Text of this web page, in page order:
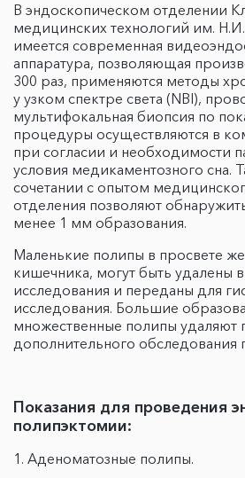
В эндоскопическом отделении
медицинских технологий им.
имеется современная
аппаратура, позволяющая
300 раз, применяются методы
у узком спектре света (NBI),
мультифокальная биопсия по
процедуры осуществляются в
при согласии и необходимости
условия медикаментозного сна.
сочетании с опытом
отделения позволяют
менее 1 мм образования.
Маленькие полипы в просвете
кишечника, могут быть удалены
исследования и переданы для
исследования. Большие
множественные полипы удаляют
дополнительного обследования
Показания для проведения
полипэктомии:
Аденоматозные полипы.